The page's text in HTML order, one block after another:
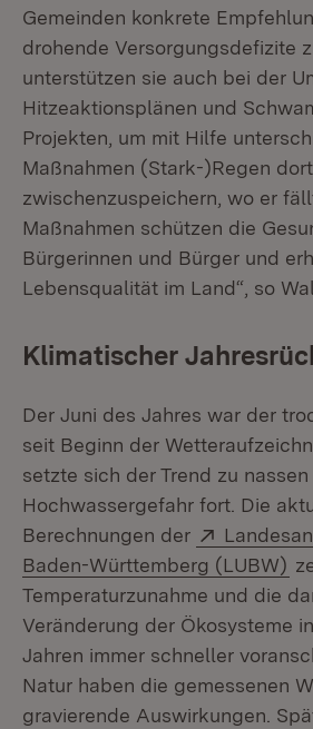
Gemeinden konkrete
drohende Versorgungsdefizite
unterstützen sie auch bei der
Hitzeaktionsplänen und
Projekten, um mit Hilfe
Maßnahmen (Stark-)Regen dort
zwischenzuspeichern, wo er
Maßnahmen schützen die
Bürgerinnen und Bürger und
Lebensqualität im Land“, so
Klimatischer
Der Juni des Jahres war der
seit Beginn der
setzte sich der Trend zu
Hochwassergefahr fort. Die
Berechnungen der
Extern:
Baden-Württemberg (LUBW)
Temperaturzunahme und die
Veränderung der Ökosysteme
Jahren immer schneller
Natur haben die gemessenen
gravierende Auswirkungen.